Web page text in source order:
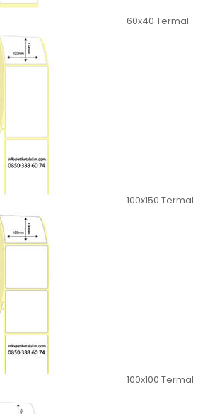
60x40 Termal
100x150 Termal
100x100 Termal